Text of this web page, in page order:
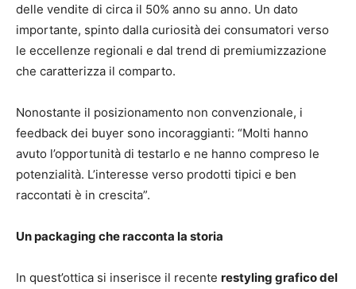
delle vendite di circa il 50% anno su anno. Un dato
importante, spinto dalla curiosità dei consumatori verso
le eccellenze regionali e dal trend di premiumizzazione
che caratterizza il comparto.
Nonostante il posizionamento non convenzionale, i
feedback dei buyer sono incoraggianti: “Molti hanno
avuto l’opportunità di testarlo e ne hanno compreso le
potenzialità. L’interesse verso prodotti tipici e ben
raccontati è in crescita”.
Un packaging che racconta la storia
In quest’ottica si inserisce il recente restyling grafico del